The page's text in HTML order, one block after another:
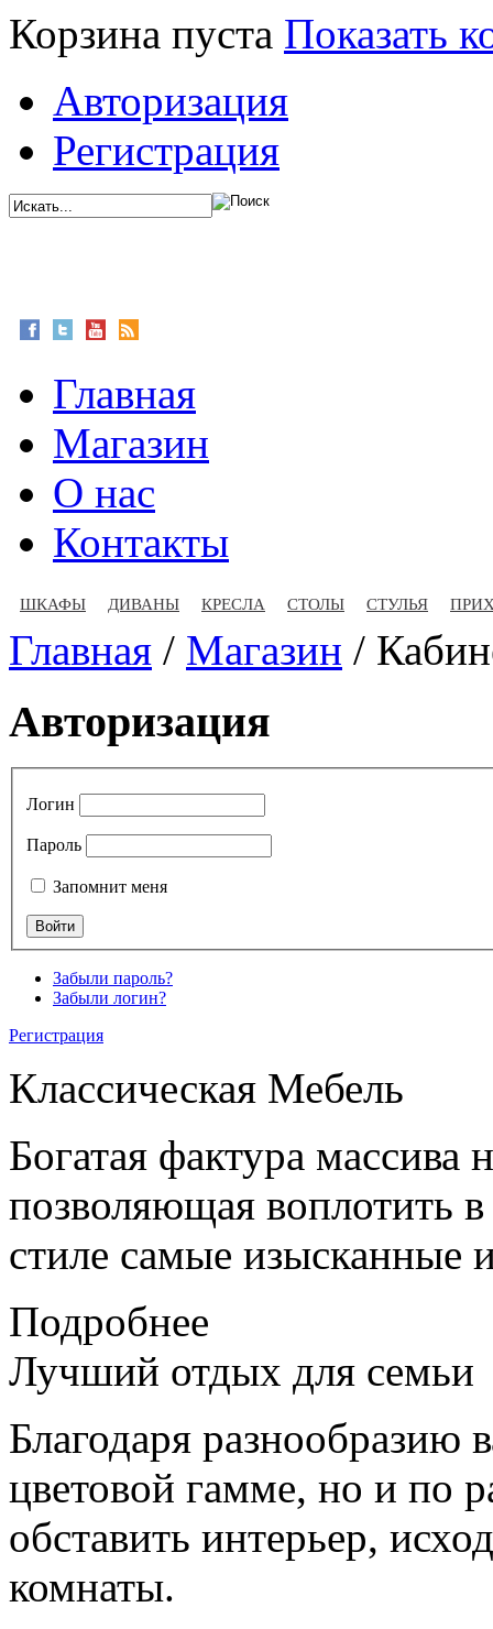
Корзина пуста Показать
Авторизация
Регистрация
Главная
Магазин
О нас
Контакты
ШКАФЫ ДИВАНЫ КРЕСЛА СТОЛЫ СТУЛЬЯ
Главная / Магазин /
Авторизация
Логин
Пароль
Запомнит меня
Забыли пароль?
Забыли логин?
Регистрация
Классическая Мебель
Богатая фактура массива
позволяющая воплотить
стиле самые изысканные
Подробнее
Лучший отдых для семьи
Благодаря разнообразию
цветовой гамме, но и по
обставить интерьер,
комнаты.